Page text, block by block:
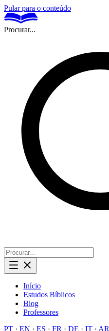
Pular para o conteúdo
Procurar...
Início
Estudos Bíblicos
Blog
Professores
PT · EN · ES · FR · DE · IT · AR